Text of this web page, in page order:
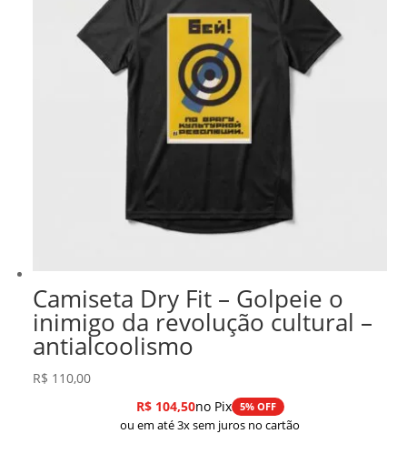
Camiseta Dry Fit – Golpeie o
inimigo da revolução cultural –
antialcoolismo
R$ 110,00
R$104,50no Pix 5% OFF
ou em até 3x sem juros no cartão